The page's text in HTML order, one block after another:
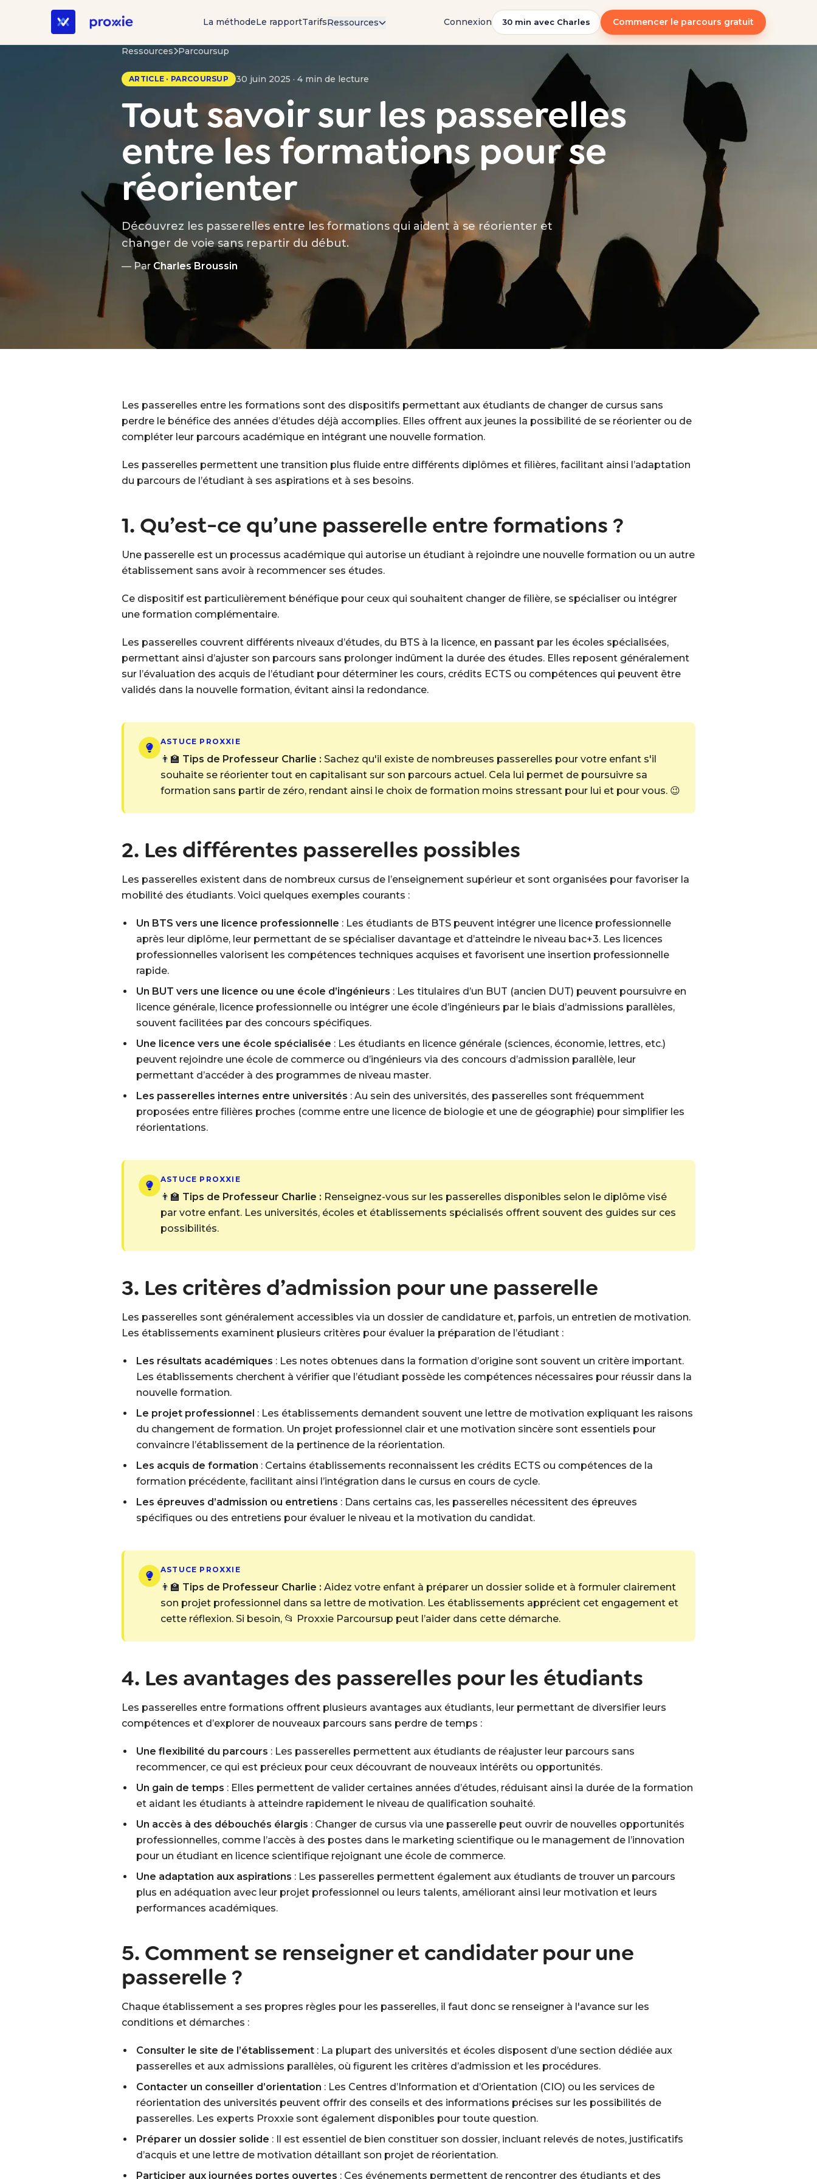
La méthodeLe rapportTarifsRessources Connexion 30 min avec Charles Commencer le parcours gratuit
Ressources Parcoursup
ARTICLE · PARCOURSUP 30 juin 2025 · 4 min de lecture
Tout savoir sur les passerelles
entre les formations pour se
réorienter
Découvrez les passerelles entre les formations qui aident à se réorienter et
changer de voie sans repartir du début.
— Par Charles Broussin
Les passerelles entre les formations sont des dispositifs permettant aux étudiants de changer de cursus sans
perdre le bénéfice des années d’études déjà accomplies. Elles offrent aux jeunes la possibilité de se réorienter ou de
compléter leur parcours académique en intégrant une nouvelle formation.
Les passerelles permettent une transition plus fluide entre différents diplômes et filières, facilitant ainsi l’adaptation
du parcours de l’étudiant à ses aspirations et à ses besoins.
1. Qu’est-ce qu’une passerelle entre formations ?
Une passerelle est un processus académique qui autorise un étudiant à rejoindre une nouvelle formation ou un autre
établissement sans avoir à recommencer ses études.
Ce dispositif est particulièrement bénéfique pour ceux qui souhaitent changer de filière, se spécialiser ou intégrer
une formation complémentaire.
Les passerelles couvrent différents niveaux d’études, du BTS à la licence, en passant par les écoles spécialisées,
permettant ainsi d’ajuster son parcours sans prolonger indûment la durée des études. Elles reposent généralement
sur l’évaluation des acquis de l’étudiant pour déterminer les cours, crédits ECTS ou compétences qui peuvent être
validés dans la nouvelle formation, évitant ainsi la redondance.
ASTUCE PROXXIE
👨‍🏫 Tips de Professeur Charlie : Sachez qu'il existe de nombreuses passerelles pour votre enfant s'il
souhaite se réorienter tout en capitalisant sur son parcours actuel. Cela lui permet de poursuivre sa
formation sans partir de zéro, rendant ainsi le choix de formation moins stressant pour lui et pour vous. 😉
2. Les différentes passerelles possibles
Les passerelles existent dans de nombreux cursus de l’enseignement supérieur et sont organisées pour favoriser la
mobilité des étudiants. Voici quelques exemples courants :
Un BTS vers une licence professionnelle : Les étudiants de BTS peuvent intégrer une licence professionnelle
après leur diplôme, leur permettant de se spécialiser davantage et d’atteindre le niveau bac+3. Les licences
professionnelles valorisent les compétences techniques acquises et favorisent une insertion professionnelle
rapide.
Un BUT vers une licence ou une école d’ingénieurs : Les titulaires d’un BUT (ancien DUT) peuvent poursuivre en
licence générale, licence professionnelle ou intégrer une école d’ingénieurs par le biais d’admissions parallèles,
souvent facilitées par des concours spécifiques.
Une licence vers une école spécialisée : Les étudiants en licence générale (sciences, économie, lettres, etc.)
peuvent rejoindre une école de commerce ou d’ingénieurs via des concours d’admission parallèle, leur
permettant d’accéder à des programmes de niveau master.
Les passerelles internes entre universités : Au sein des universités, des passerelles sont fréquemment
proposées entre filières proches (comme entre une licence de biologie et une de géographie) pour simplifier les
réorientations.
ASTUCE PROXXIE
👨‍🏫 Tips de Professeur Charlie : Renseignez-vous sur les passerelles disponibles selon le diplôme visé
par votre enfant. Les universités, écoles et établissements spécialisés offrent souvent des guides sur ces
possibilités.
3. Les critères d’admission pour une passerelle
Les passerelles sont généralement accessibles via un dossier de candidature et, parfois, un entretien de motivation.
Les établissements examinent plusieurs critères pour évaluer la préparation de l’étudiant :
Les résultats académiques : Les notes obtenues dans la formation d’origine sont souvent un critère important.
Les établissements cherchent à vérifier que l’étudiant possède les compétences nécessaires pour réussir dans la
nouvelle formation.
Le projet professionnel : Les établissements demandent souvent une lettre de motivation expliquant les raisons
du changement de formation. Un projet professionnel clair et une motivation sincère sont essentiels pour
convaincre l’établissement de la pertinence de la réorientation.
Les acquis de formation : Certains établissements reconnaissent les crédits ECTS ou compétences de la
formation précédente, facilitant ainsi l’intégration dans le cursus en cours de cycle.
Les épreuves d’admission ou entretiens : Dans certains cas, les passerelles nécessitent des épreuves
spécifiques ou des entretiens pour évaluer le niveau et la motivation du candidat.
ASTUCE PROXXIE
👨‍🏫 Tips de Professeur Charlie : Aidez votre enfant à préparer un dossier solide et à formuler clairement
son projet professionnel dans sa lettre de motivation. Les établissements apprécient cet engagement et
cette réflexion. Si besoin, 📂 Proxxie Parcoursup peut l’aider dans cette démarche.
4. Les avantages des passerelles pour les étudiants
Les passerelles entre formations offrent plusieurs avantages aux étudiants, leur permettant de diversifier leurs
compétences et d’explorer de nouveaux parcours sans perdre de temps :
Une flexibilité du parcours : Les passerelles permettent aux étudiants de réajuster leur parcours sans
recommencer, ce qui est précieux pour ceux découvrant de nouveaux intérêts ou opportunités.
Un gain de temps : Elles permettent de valider certaines années d’études, réduisant ainsi la durée de la formation
et aidant les étudiants à atteindre rapidement le niveau de qualification souhaité.
Un accès à des débouchés élargis : Changer de cursus via une passerelle peut ouvrir de nouvelles opportunités
professionnelles, comme l’accès à des postes dans le marketing scientifique ou le management de l’innovation
pour un étudiant en licence scientifique rejoignant une école de commerce.
Une adaptation aux aspirations : Les passerelles permettent également aux étudiants de trouver un parcours
plus en adéquation avec leur projet professionnel ou leurs talents, améliorant ainsi leur motivation et leurs
performances académiques.
5. Comment se renseigner et candidater pour une
passerelle ?
Chaque établissement a ses propres règles pour les passerelles, il faut donc se renseigner à l'avance sur les
conditions et démarches :
Consulter le site de l’établissement : La plupart des universités et écoles disposent d’une section dédiée aux
passerelles et aux admissions parallèles, où figurent les critères d’admission et les procédures.
Contacter un conseiller d’orientation : Les Centres d’Information et d’Orientation (CIO) ou les services de
réorientation des universités peuvent offrir des conseils et des informations précises sur les possibilités de
passerelles. Les experts Proxxie sont également disponibles pour toute question.
Préparer un dossier solide : Il est essentiel de bien constituer son dossier, incluant relevés de notes, justificatifs
d’acquis et une lettre de motivation détaillant son projet de réorientation.
Participer aux journées portes ouvertes : Ces événements permettent de rencontrer des étudiants et des